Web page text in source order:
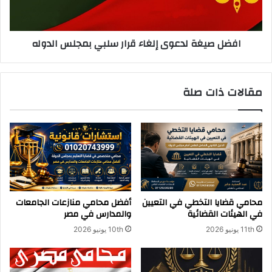
ر
لل
إ
ا
ء
ق
ر
ا
س
ب
ي
افضل صيغة لدعوى إلغاء قرار سلبي بمجلس الدوله
مقالات ذات صلة
محامي قضايا التخطي في التعيين
في الهيئات القضائية
11th يونيو 2026
أفضل محامي منازعات الجامعات
والمدارس في مصر
10th يونيو 2026